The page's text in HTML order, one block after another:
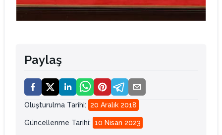
Paylaş
Oluşturulma Tarihi: 20 Aralık 2018
Güncellenme Tarihi: 10 Nisan 2023